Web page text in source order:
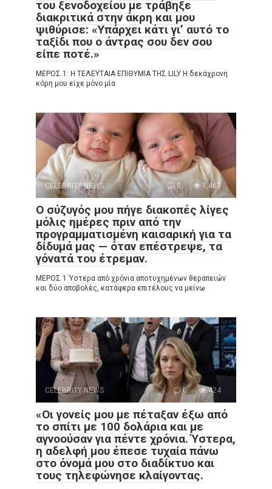
του ξενοδοχείου με τράβηξε
διακριτικά στην άκρη και μου
ψιθύρισε: «Υπάρχει κάτι γι’ αυτό το
ταξίδι που ο άντρας σου δεν σου
είπε ποτέ.»
ΜΕΡΟΣ 1: Η ΤΕΛΕΥΤΑΙΑ ΕΠΙΘΥΜΙΑ ΤΗΣ LILY Η δεκάχρονη
κόρη μου είχε μόνο μία
CELEBRITY NEWS 0 1,463
Ο σύζυγός μου πήγε διακοπές λίγες
μόλις ημέρες πριν από την
προγραμματισμένη καισαρική για τα
δίδυμά μας — όταν επέστρεψε, τα
γόνατά του έτρεμαν.
ΜΕΡΟΣ 1 Ύστερα από χρόνια αποτυχημένων θεραπειών
και δύο αποβολές, κατάφερα επιτέλους να μείνω
CELEBRITY NEWS 0 424
«Οι γονείς μου με πέταξαν έξω από
το σπίτι με 100 δολάρια και με
αγνοούσαν για πέντε χρόνια. Ύστερα,
η αδελφή μου έπεσε τυχαία πάνω
στο όνομά μου στο διαδίκτυο και
τους τηλεφώνησε κλαίγοντας.